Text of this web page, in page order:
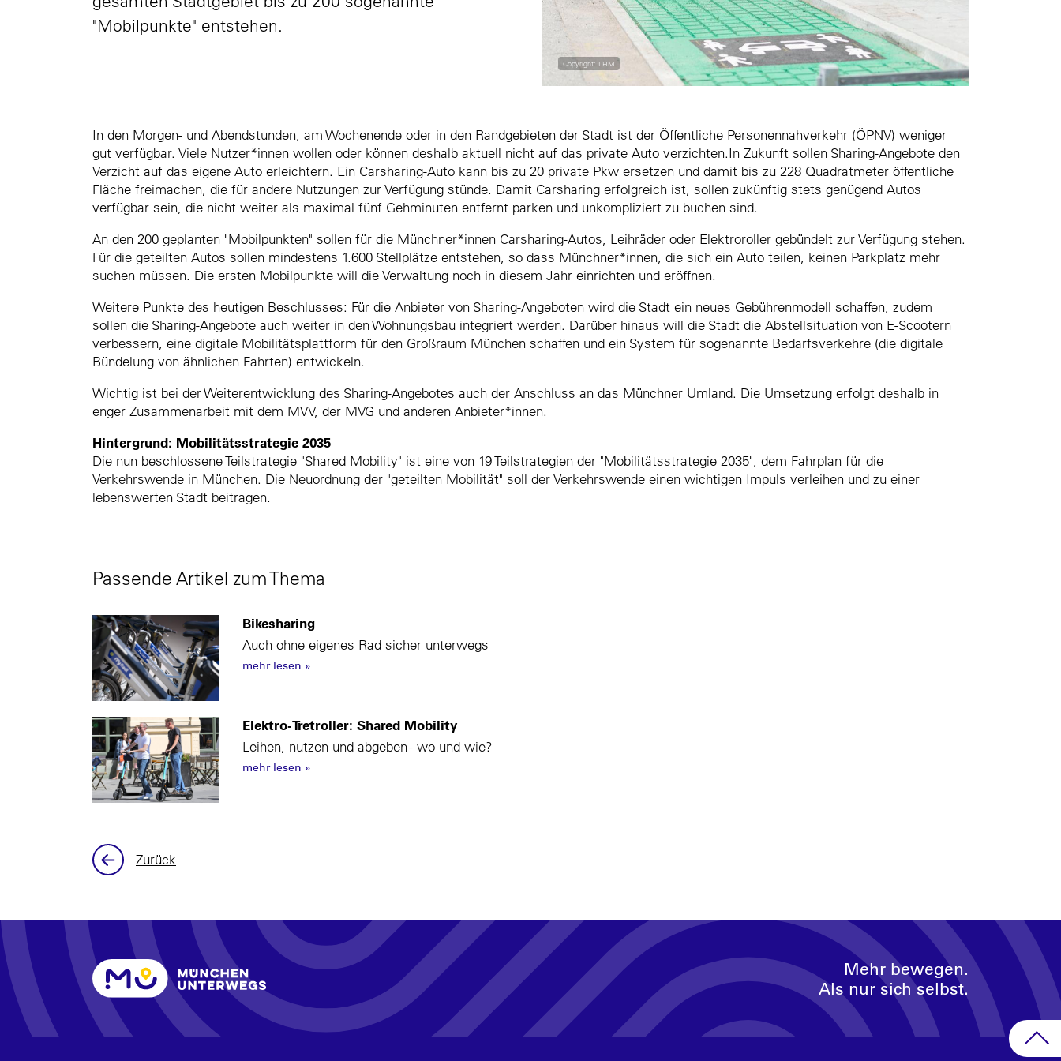
"Mobilpunkte" entstehen.
Copyright: LHM
In den Morgen- und Abendstunden, am Wochenende oder in den Randgebieten der Stadt ist der Öffentliche Personennahverkehr (ÖPNV) weniger
gut verfügbar. Viele Nutzer*innen wollen oder können deshalb aktuell nicht auf das private Auto verzichten.In Zukunft sollen Sharing-Angebote den
Verzicht auf das eigene Auto erleichtern. Ein Carsharing-Auto kann bis zu 20 private Pkw ersetzen und damit bis zu 228 Quadratmeter öffentliche
Fläche freimachen, die für andere Nutzungen zur Verfügung stünde. Damit Carsharing erfolgreich ist, sollen zukünftig stets genügend Autos
verfügbar sein, die nicht weiter als maximal fünf Gehminuten entfernt parken und unkompliziert zu buchen sind.
An den 200 geplanten "Mobilpunkten" sollen für die Münchner*innen Carsharing-Autos, Leihräder oder Elektroroller gebündelt zur Verfügung stehen.
Für die geteilten Autos sollen mindestens 1.600 Stellplätze entstehen, so dass Münchner*innen, die sich ein Auto teilen, keinen Parkplatz mehr
suchen müssen. Die ersten Mobilpunkte will die Verwaltung noch in diesem Jahr einrichten und eröffnen.
Weitere Punkte des heutigen Beschlusses: Für die Anbieter von Sharing-Angeboten wird die Stadt ein neues Gebührenmodell schaffen, zudem
sollen die Sharing-Angebote auch weiter in den Wohnungsbau integriert werden. Darüber hinaus will die Stadt die Abstellsituation von E-Scootern
verbessern, eine digitale Mobilitätsplattform für den Großraum München schaffen und ein System für sogenannte Bedarfsverkehre (die digitale
Bündelung von ähnlichen Fahrten) entwickeln.
Wichtig ist bei der Weiterentwicklung des Sharing-Angebotes auch der Anschluss an das Münchner Umland. Die Umsetzung erfolgt deshalb in
enger Zusammenarbeit mit dem MVV, der MVG und anderen Anbieter*innen.
Hintergrund: Mobilitätsstrategie 2035
Die nun beschlossene Teilstrategie "Shared Mobility" ist eine von 19 Teilstrategien der "Mobilitätsstrategie 2035", dem Fahrplan für die
Verkehrswende in München. Die Neuordnung der "geteilten Mobilität" soll der Verkehrswende einen wichtigen Impuls verleihen und zu einer
lebenswerten Stadt beitragen.
Passende Artikel zum Thema
Bikesharing
Auch ohne eigenes Rad sicher unterwegs
mehr lesen »
Elektro-Tretroller: Shared Mobility
Leihen, nutzen und abgeben - wo und wie?
mehr lesen »
Zurück
Mehr bewegen.
Als nur sich selbst.